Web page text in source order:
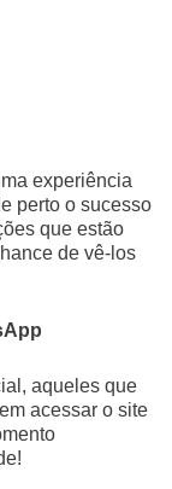
experiência
perto o sucesso
que estão
de vê-los
aqueles que
acessar o site